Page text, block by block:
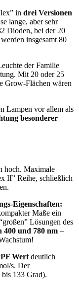
in drei Versionen
lange, aber sehr
Dioden, bei der 20
insgesamt 80
der Familie
Mit 20 oder 25
Grow-Flächen wären
Lampen vor allem als
besonderer
hoch. Maximale
II” Reihe, schließlich
Eigenschaften:
Maße ein
Lösungen des
400 und 780 nm –
Wert deutlich
s. Der
133 Grad).